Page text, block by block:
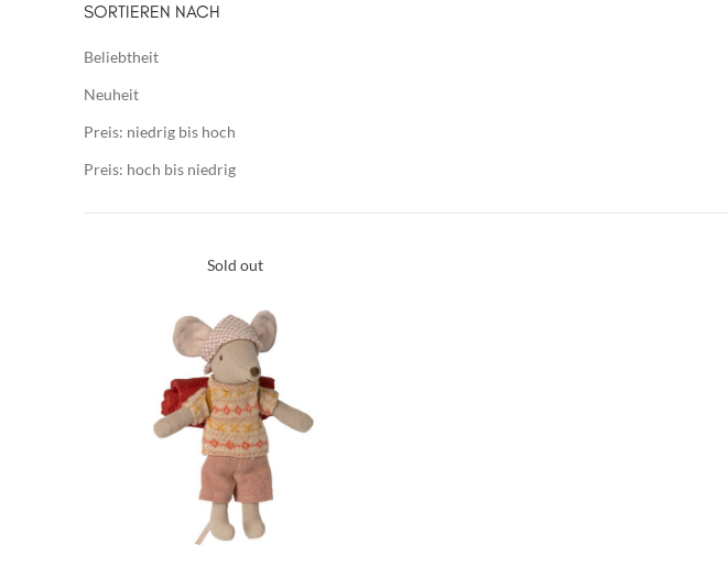
SORTIEREN NACH
Beliebtheit
Neuheit
Preis: niedrig bis hoch
Preis: hoch bis niedrig
Sold out